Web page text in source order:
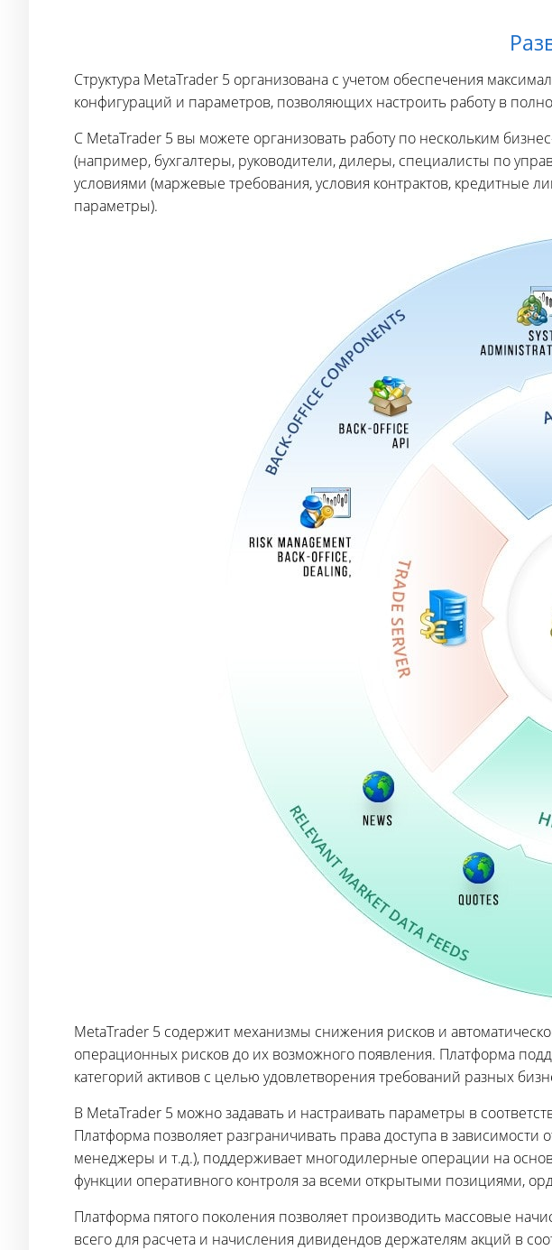
Структура MetaTrader 5 организована с учетом обеспечения
конфигураций и параметров, позволяющих настроить работу в
С MetaTrader 5 вы можете организовать работу по нескольким
(например, бухгалтеры, руководители, дилеры, специалисты по
условиями (маржевые требования, условия контрактов, кредитные
параметры).
MetaTrader 5 содержит механизмы снижения рисков и
операционных рисков до их возможного появления. Платформа
категорий активов с целью удовлетворения требований разных
В MetaTrader 5 можно задавать и настраивать параметры в
Платформа позволяет разграничивать права доступа в
менеджеры и т.д.), поддерживает многодилерные операции на
функции оперативного контроля за всеми открытыми позициями,
Платформа пятого поколения позволяет производить массовые
всего для расчета и начисления дивидендов держателям акций в